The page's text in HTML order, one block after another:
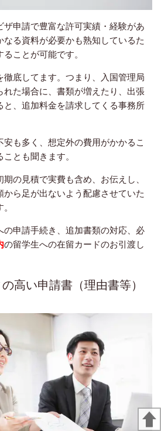
ザ申請で豊富な許可実績・経験があ
なる資料が必要かも熟知しているた
ことが可能です。
徹底してます。つまり、入国管理局
れた場合に、書類が増えたり、出張
と、追加料金を請求してくる事務所
も多く、想定外の費用がかかるこ
とも聞きます。
の見積で実費も含め、お伝えし、
から足が出ないよう配慮させていた
の申請手続き、追加書類の対応、必
の留学生への在留カードのお引渡し
高い申請書（理由書等）